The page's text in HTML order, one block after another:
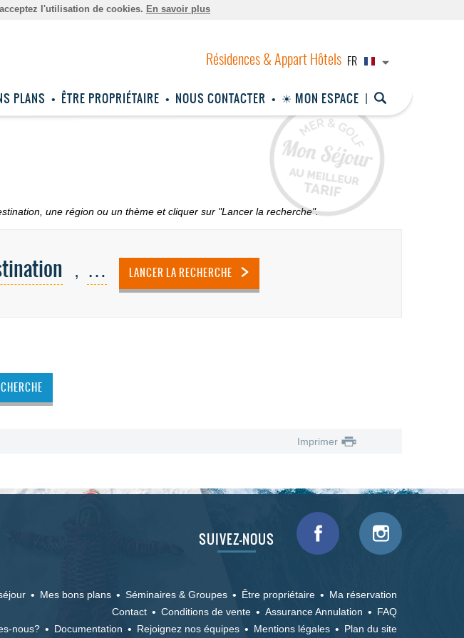
l'utilisation de cookies. En savoir plus
FR
PLANS ÊTRE PROPRIÉTAIRE NOUS CONTACTER ☀ MON ESPACE
une région ou un thème et cliquer sur "Lancer la recherche".
, … LANCER LA RECHERCHE
Imprimer
SUIVEZ-NOUS
Mes bons plans Séminaires & Groupes Être propriétaire
Ma réservation
Contact
Conditions de vente Assurance Annulation
FAQ
nous?
Documentation Rejoignez nos équipes Mentions légales Plan du site